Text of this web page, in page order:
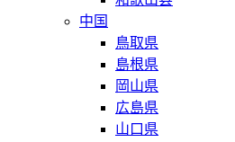
中国
鳥取県
島根県
岡山県
広島県
山口県